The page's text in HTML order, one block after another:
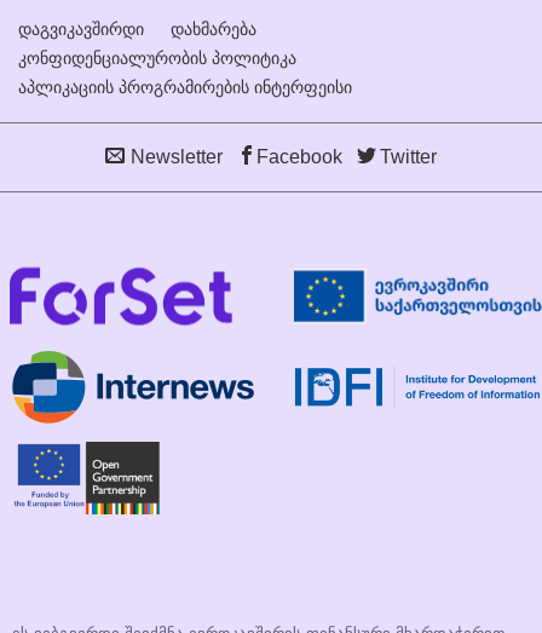
დაგვიკავშირდი
დახმარება
კონფიდენციალურობის პოლიტიკა
აპლიკაციის პროგრამირების ინტერფეისი
Newsletter Facebook Twitter